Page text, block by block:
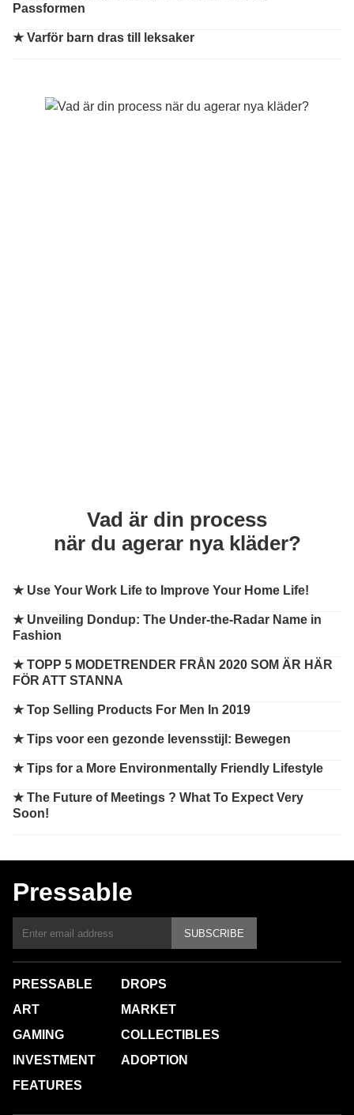
Passformen
★Varför barn dras till leksaker
Vad är din process
när du agerar nya kläder?
★ Use Your Work Life to Improve Your Home Life!
★ Unveiling Dondup: The Under-the-Radar Name in
Fashion
★TOPP 5 MODETRENDER FRÅN 2020 SOM ÄR HÄR
FÖR ATT STANNA
★Top Selling Products For Men In 2019
★Tips voor een gezonde levensstijl: Bewegen
★Tips for a More Environmentally Friendly Lifestyle
★The Future of Meetings ? What To Expect Very
Soon!
Pressable
SUBSCRIBE
PRESSABLE
ART
GAMING
INVESTMENT
FEATURES
DROPS
MARKET
COLLECTIBLES
ADOPTION